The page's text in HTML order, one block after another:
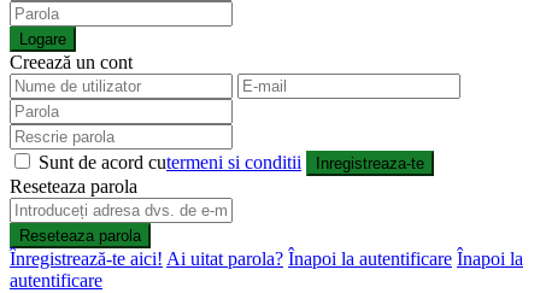
Logare
Creează un cont
Sunt de acord cutermeni si conditii Inregistreaza-te
Reseteaza parola
Reseteaza parola
Înregistrează-te aici! Ai uitat parola? Înapoi la autentificare Înapoi la
autentificare